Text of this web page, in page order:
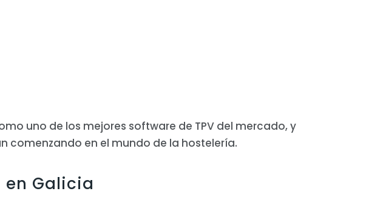
uno de los mejores software de TPV del mercado, y
comenzando en el mundo de la hostelería.
Galicia